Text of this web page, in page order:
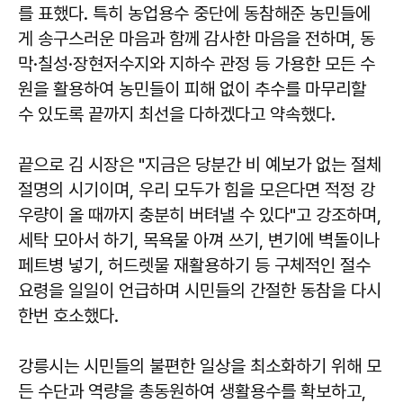
를 표했다. 특히 농업용수 중단에 동참해준 농민들에
게 송구스러운 마음과 함께 감사한 마음을 전하며, 동
막·칠성·장현저수지와 지하수 관정 등 가용한 모든 수
원을 활용하여 농민들이 피해 없이 추수를 마무리할
수 있도록 끝까지 최선을 다하겠다고 약속했다.
끝으로 김 시장은 "지금은 당분간 비 예보가 없는 절체
절명의 시기이며, 우리 모두가 힘을 모은다면 적정 강
우량이 올 때까지 충분히 버텨낼 수 있다"고 강조하며,
세탁 모아서 하기, 목욕물 아껴 쓰기, 변기에 벽돌이나
페트병 넣기, 허드렛물 재활용하기 등 구체적인 절수
요령을 일일이 언급하며 시민들의 간절한 동참을 다시
한번 호소했다.
강릉시는 시민들의 불편한 일상을 최소화하기 위해 모
든 수단과 역량을 총동원하여 생활용수를 확보하고,